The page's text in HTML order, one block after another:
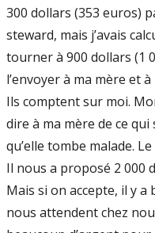
300 dollars (353 euros)
steward, mais j’avais
tourner à 900 dollars (1
l’envoyer à ma mère et
Ils comptent sur moi.
dire à ma mère de ce qui
qu’elle tombe malade.
Il nous a proposé 2 000
Mais si on accepte, il y
nous attendent chez